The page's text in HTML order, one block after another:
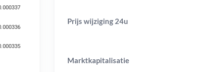
Prijs wijziging 24u
Marktkapitalisatie